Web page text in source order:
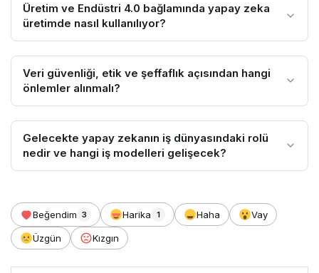
Üretim ve Endüstri 4.0 bağlamında yapay zeka
üretimde nasıl kullanılıyor?
Veri güvenliği, etik ve şeffaflık açısından hangi
önlemler alınmalı?
Gelecekte yapay zekanın iş dünyasındaki rolü
nedir ve hangi iş modelleri gelişecek?
Beğendim 3 Harika 1 Haha Vay
Üzgün Kızgın